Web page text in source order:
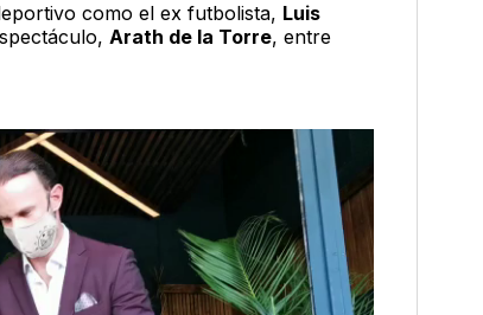
como el ex futbolista, Luis
Arath de la Torre, entre